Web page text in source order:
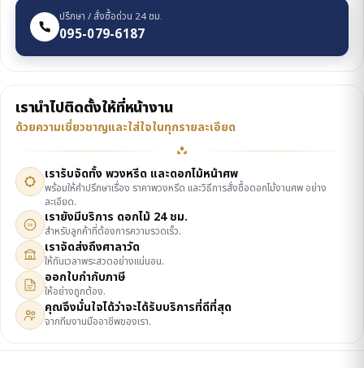
ปรึกษา / สั่งซื้อด่วน 24 ชม.
095-079-6187
เรานำไปติดตั้งให้ที่หน้างาน
ด้วยความเชี่ยวชาญและใส่ใจในทุกรายละเอียด
เรารับจัดทั้ง พวงหรีด และดอกไม้หน้าศพ
พร้อมให้คำปรึกษาเรื่อง ราคาพวงหรีด และวิธีการสั่งซื้อดอกไม้งานศพ อย่าง
ละเอียด.
24 เรายังมีบริการ ดอกไม้ 24 ชม.
สำหรับลูกค้าที่ต้องการความรวดเร็ว.
เราจัดส่งถึงศาลาวัด
ให้ทันเวลาพระสวดอย่างแน่นอน.
ออกใบกำกับภาษี
ให้อย่างถูกต้อง.
คุณจึงมั่นใจได้ว่าจะได้รับบริการที่ดีที่สุด
จากทีมงานมืออาชีพของเรา.